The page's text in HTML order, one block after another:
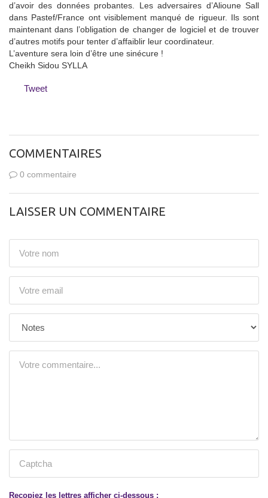
d’avoir des données probantes. Les adversaires d’Alioune Sall
dans Pastef/France ont visiblement manqué de rigueur. Ils sont
maintenant dans l’obligation de changer de logiciel et de trouver
d’autres motifs pour tenter d’affaiblir leur coordinateur.
L’aventure sera loin d’être une sinécure !
Cheikh Sidou SYLLA
Tweet
COMMENTAIRES
0 commentaire
LAISSER UN COMMENTAIRE
Recopiez les lettres afficher ci-dessous :